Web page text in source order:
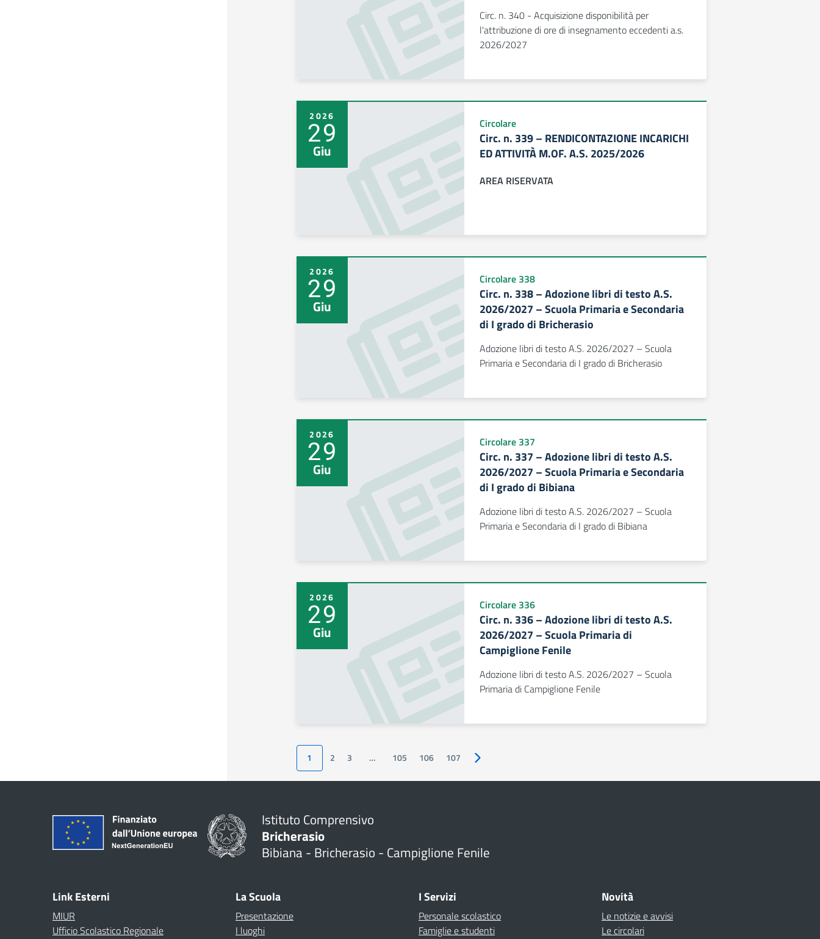
Circ. n. 340 - Acquisizione disponibilità per
l'attribuzione di ore di insegnamento eccedenti a.s.
2026/2027
2026
29
Giu
Circolare
Circ. n. 339 – RENDICONTAZIONE INCARICHI
ED ATTIVITÀ M.OF. A.S. 2025/2026
AREA RISERVATA
2026
29
Giu
Circolare 338
Circ. n. 338 – Adozione libri di testo A.S.
2026/2027 – Scuola Primaria e Secondaria
di I grado di Bricherasio
Adozione libri di testo A.S. 2026/2027 – Scuola
Primaria e Secondaria di I grado di Bricherasio
2026
29
Giu
Circolare 337
Circ. n. 337 – Adozione libri di testo A.S.
2026/2027 – Scuola Primaria e Secondaria
di I grado di Bibiana
Adozione libri di testo A.S. 2026/2027 – Scuola
Primaria e Secondaria di I grado di Bibiana
2026
29
Giu
Circolare 336
Circ. n. 336 – Adozione libri di testo A.S.
2026/2027 – Scuola Primaria di
Campiglione Fenile
Adozione libri di testo A.S. 2026/2027 – Scuola
Primaria di Campiglione Fenile
1 2 3 … 105 106 107 Pagina successiva
Istituto Comprensivo
Bricherasio
Bibiana - Bricherasio - Campiglione Fenile
Link Esterni
MIUR
Ufficio Scolastico Regionale
La Scuola
Presentazione
I luoghi
I Servizi
Personale scolastico
Famiglie e studenti
Novità
Le notizie e avvisi
Le circolari